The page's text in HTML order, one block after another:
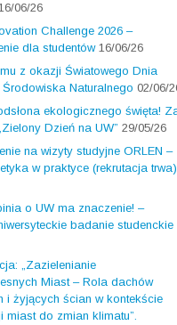
06/26
Challenge 2026 –
dla studentów 16/06/26
z okazji Światowego Dnia
Naturalnego 02/06/
ekologicznego święta!
Dzień na UW” 29/05/26
na wizyty studyjne ORLEN –
w praktyce (rekrutacja trwa)
o UW ma znaczenie! –
badanie studenckie
„Zazielenianie
Miast – Rola dachów
i żyjących ścian w kontekście
miast do zmian klimatu”.